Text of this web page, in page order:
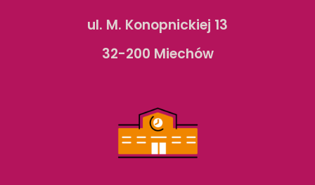
ul. M. Konopnickiej 13
32-200 Miechów